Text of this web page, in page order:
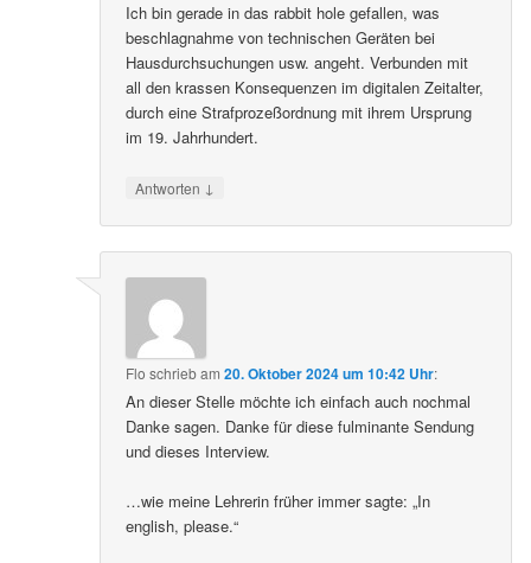
Ich bin gerade in das rabbit hole gefallen, was
beschlagnahme von technischen Geräten bei
Hausdurchsuchungen usw. angeht. Verbunden mit
all den krassen Konsequenzen im digitalen Zeitalter,
durch eine Strafprozeßordnung mit ihrem Ursprung
im 19. Jahrhundert.
Antworten ↓
Flo schriebam20. Oktober 2024 um 10:42 Uhr:
An dieser Stelle möchte ich einfach auch nochmal
Danke sagen. Danke für diese fulminante Sendung
und dieses Interview.
…wie meine Lehrerin früher immer sagte: „In
english, please.“